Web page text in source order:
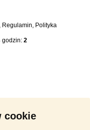
cookie
, Regulamin, Polityka
godzin: 2